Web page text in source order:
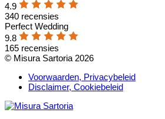
4.9
340 recensies
Perfect Wedding
9.8
165 recensies
© Misura Sartoria 2026
Voorwaarden, Privacybeleid
Disclaimer, Cookiebeleid